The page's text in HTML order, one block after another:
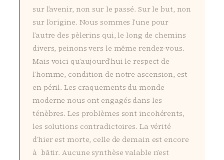
sur l’avenir, non sur le passé. Sur le but, non
sur l’origine. Nous sommes l’une pour
l’autre des pèlerins qui, le long de chemins
divers, peinons vers le même rendez-vous.
Mais voici qu’aujourd’hui le respect de
l’homme, condition de notre ascension, est
en péril. Les craquements du monde
moderne nous ont engagés dans les
ténèbres. Les problèmes sont incohérents,
les solutions contradictoires. La vérité
d’hier est morte, celle de demain est encore
à bâtir. Aucune synthèse valable n’est